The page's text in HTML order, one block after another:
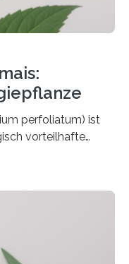
perfoliatum) ist
vorteilhafte
der
Energiegewinnung
ein zentrales
Klimaziele, bis